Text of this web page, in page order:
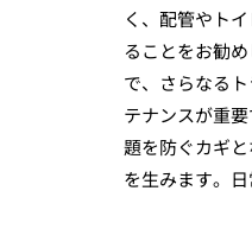
く、配管やト
ることをお勧
で、さらなる
テナンスが重
題を防ぐカギ
を生みます。